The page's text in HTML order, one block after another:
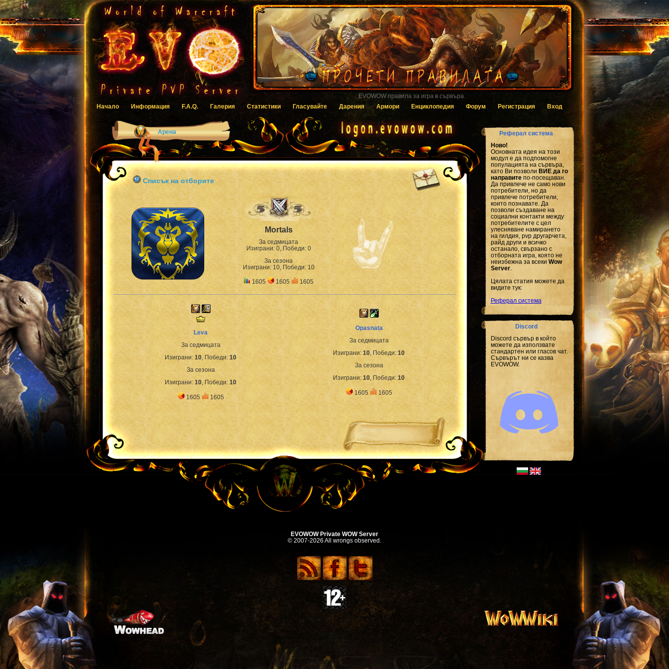
Гласувайте за EVOWOW чрез системата за гласуване.
Начало
Информация F.A.Q. Галерия Статистики Гласувайте Дарения Армори Енциклопедия Форум Регистрация Вход
Реферал система
Ново!
Основната идея на този
модул е да подпомогне
популацията на сървъра,
като Ви позволи ВИЕ да го
направитепо-посещаван.
Да привлече не само нови
потребители, но да
привлече потребители,
които познавате. Да
позволи създаване на
социални контакти между
потребителите с цел
улесняване намирането
на гилдия, pvp другарчета,
райд други и всичко
останало, свързано с
отборната игра, която не
неизбежна за всеки Wow
Server.
Цялата статия можете да
видите тук:
Реферал система
Discord
Discord сървър в който
можете да използвате
стандартен или гласов чат.
Сървърът ни се казва
EVOWOW.
Арена
Списък на отборите
Mortals
За седмицата
Изиграни: 0, Победи: 0
За сезона
Изиграни: 10, Победи: 10
1605 1605 1605
Leva
За седмицата
Изиграни:10, Победи:10
За сезона
Изиграни:10, Победи: 10
1605 1605
Opasnata
За седмицата
Изиграни:10, Победи:10
За сезона
Изиграни:10, Победи:10
1605 1605
EVOWOW Private WOW Server
© 2007-2026 All wrongs observed.